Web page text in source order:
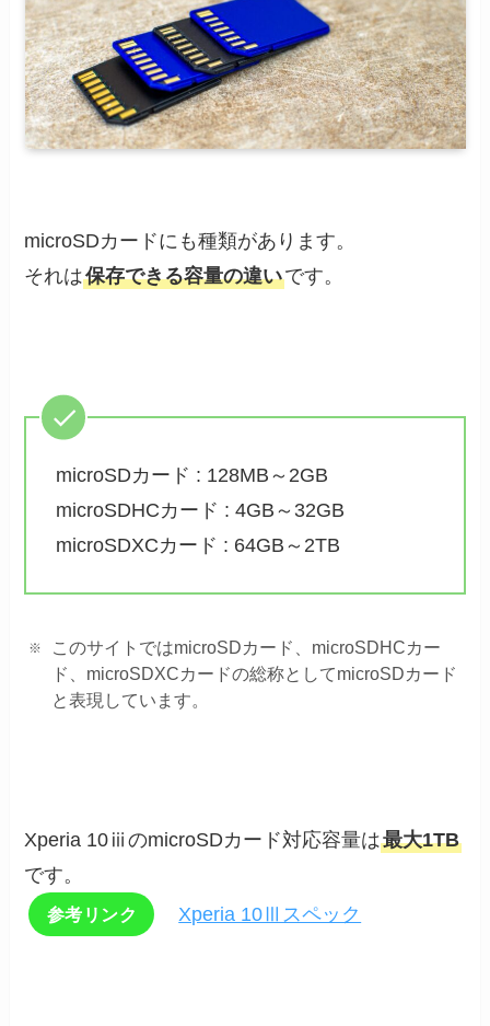
microSDカードにも種類があります。
それは保存できる容量の違いです。
microSDカード : 128MB～2GB
microSDHCカード : 4GB～32GB
microSDXCカード : 64GB～2TB
このサイトではmicroSDカード、microSDHCカー
ド、microSDXCカードの総称としてmicroSDカード
と表現しています。
Xperia 10ⅲのmicroSDカード対応容量は最大1TB
です。
参考リンク Xperia 10Ⅲスペック